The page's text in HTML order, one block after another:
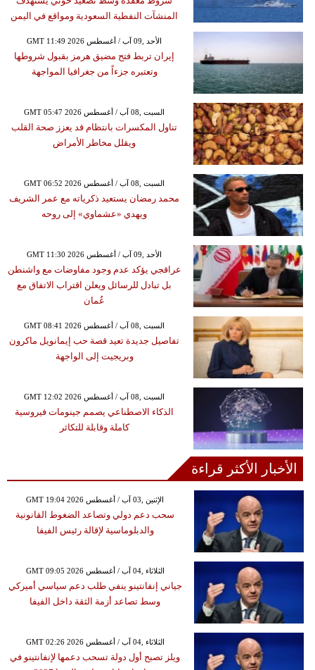
المنشآت النفطية السعودية ومواقع في اليمن
GMT 11:49 2026 الأحد ,09 آب / أغسطس
إيران تربط فتح مضيق هرمز بقبول شروطها
وتعتبره جزءاً من جغرافيا المواجهة
GMT 05:47 2026 السبت ,08 آب / أغسطس
تناول المكسرات بانتظام قد يعزز صحة القلب
ويقلل مخاطر الأمراض
GMT 06:52 2026 السبت ,08 آب / أغسطس
محمد رمضان يستعيد ذكرياته مع عمر الشريف
ويهدي «عشماوي» إلى روحه
GMT 11:30 2026 الأحد ,09 آب / أغسطس
عراقجي يؤكد عدم وجود مفاوضات مع واشنطن
بل تبادل للرسائل ويعلن اقتراب الاتفاق مع
عُمان
GMT 08:41 2026 السبت ,08 آب / أغسطس
تفاصيل جديدة تعيد قصة حب إيمانويل ماكرون
وبريجيت إلى الواجهة
GMT 12:02 2026 السبت ,08 آب / أغسطس
الذكاء الاصطناعي يصمم جينومات فيروسية
كاملة وقابلة للتكاثر
الأخبار الأكثر قراءة
GMT 19:04 2026 الإثنين ,03 آب / أغسطس
سحب دعم دولي وتصاعد الضغوط القانونية
والدبلوماسية لإقالة رئيس الفيفا
GMT 09:05 2026 الثلاثاء ,04 آب / أغسطس
جياني إنفانتينو ينفي طلب دعم سياسي أميركي
وسط تصاعد أزمة الثقة داخل الفيفا
GMT 02:26 2026 الثلاثاء ,04 آب / أغسطس
ويلز تصبح أول دولة تسحب دعمها لإنفانتينو في